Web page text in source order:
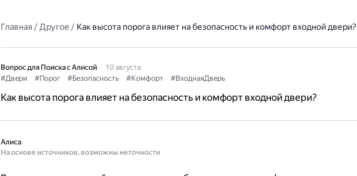
Главная/Другое / Как высота порога влияет на безопасность и комфорт входной двери?
Вопрос для Поиска с Алисой
10 августа
#Двери
#Порог #Безопасность #Комфорт #ВходнаяДверь
Как высота порога влияет на безопасность и комфорт входной двери?
Алиса
На основе источников, возможны неточности